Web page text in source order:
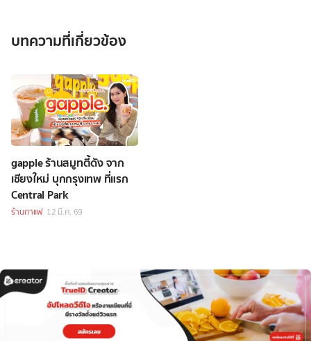
บทความที่เกี่ยวข้อง
gapple ร้านสมูทตี้ดัง จาก
เชียงใหม่ บุกกรุงเทพ ที่แรก
Central Park
ร้านกาแฟ 12 มี.ค. 69